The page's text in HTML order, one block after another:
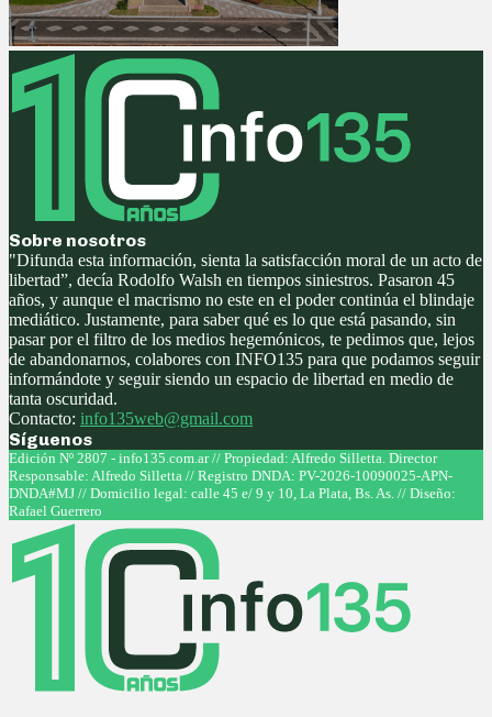
Sobre nosotros
"Difunda esta información, sienta la satisfacción moral de un acto de
libertad”, decía Rodolfo Walsh en tiempos siniestros. Pasaron 45
años, y aunque el macrismo no este en el poder continúa el blindaje
mediático. Justamente, para saber qué es lo que está pasando, sin
pasar por el filtro de los medios hegemónicos, te pedimos que, lejos
de abandonarnos, colabores con INFO135 para que podamos seguir
informándote y seguir siendo un espacio de libertad en medio de
tanta oscuridad.
Contacto: info135web@gmail.com
Síguenos
Facebook
Twitter
Instagram
Youtube
Edición Nº 2807 - info135.com.ar // Propiedad: Alfredo Silletta. Director
Responsable: Alfredo Silletta // Registro DNDA: PV-2026-10090025-APN-
DNDA#MJ // Domicilio legal: calle 45 e/ 9 y 10, La Plata, Bs. As. // Diseño:
Rafael Guerrero